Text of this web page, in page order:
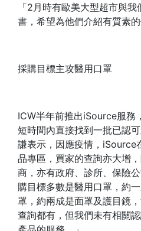
「2月時有歐美大型超市與
書，希望為他們介紹有質素的
採購目標主攻醫用口罩
ICW半年前推出iSource服務
短時間內直接找到一批已認
謙表示，因應疫情，iSource
品專區，買家的查詢亦大增
商，亦有政府、診所、保險
購目標多數是醫用口罩，約
罩，約兩成是面罩及護目鏡
查詢都有，但我們未有相關